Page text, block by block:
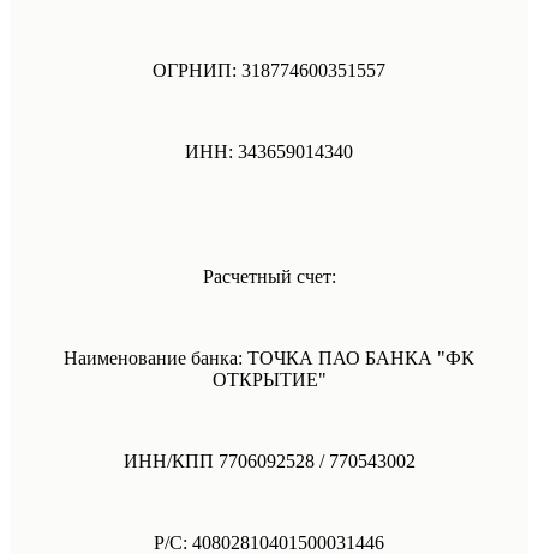
ОГРНИП: 318774600351557
ИНН: 343659014340
Расчетный счет:
Наименование банка: ТОЧКА ПАО БАНКА "ФК
ОТКРЫТИЕ"
ИНН/КПП 7706092528 / 770543002
Р/С: 40802810401500031446